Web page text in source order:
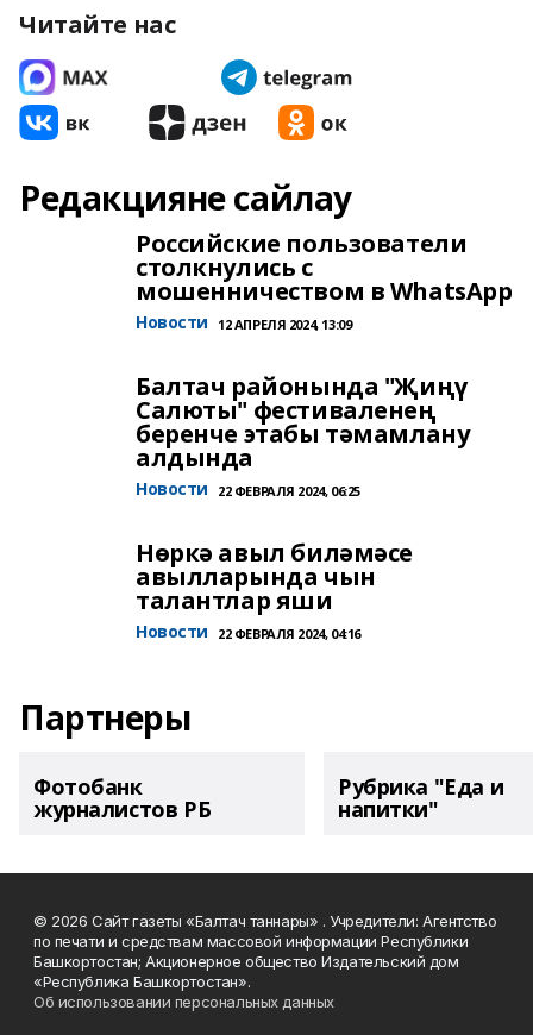
Читайте нас
Редакцияне сайлау
Российские пользователи
столкнулись с
мошенничеством в WhatsApp
Новости 12 АПРЕЛЯ 2024, 13:09
Балтач районында "Җиңү
Салюты" фестиваленең
беренче этабы тәмамлану
алдында
Новости 22 ФЕВРАЛЯ 2024, 06:25
Нөркә авыл биләмәсе
авылларында чын
талантлар яши
Новости 22 ФЕВРАЛЯ 2024, 04:16
Партнеры
Фотобанк
журналистов РБ
Рубрика "Еда и
напитки"
© 2026 Сайт газеты «Балтач таннары» . Учредители: Агентство
по печати и средствам массовой информации Республики
Башкортостан; Акционерное общество Издательский дом
«Республика Башкортостан».
Об использовании персональных данных